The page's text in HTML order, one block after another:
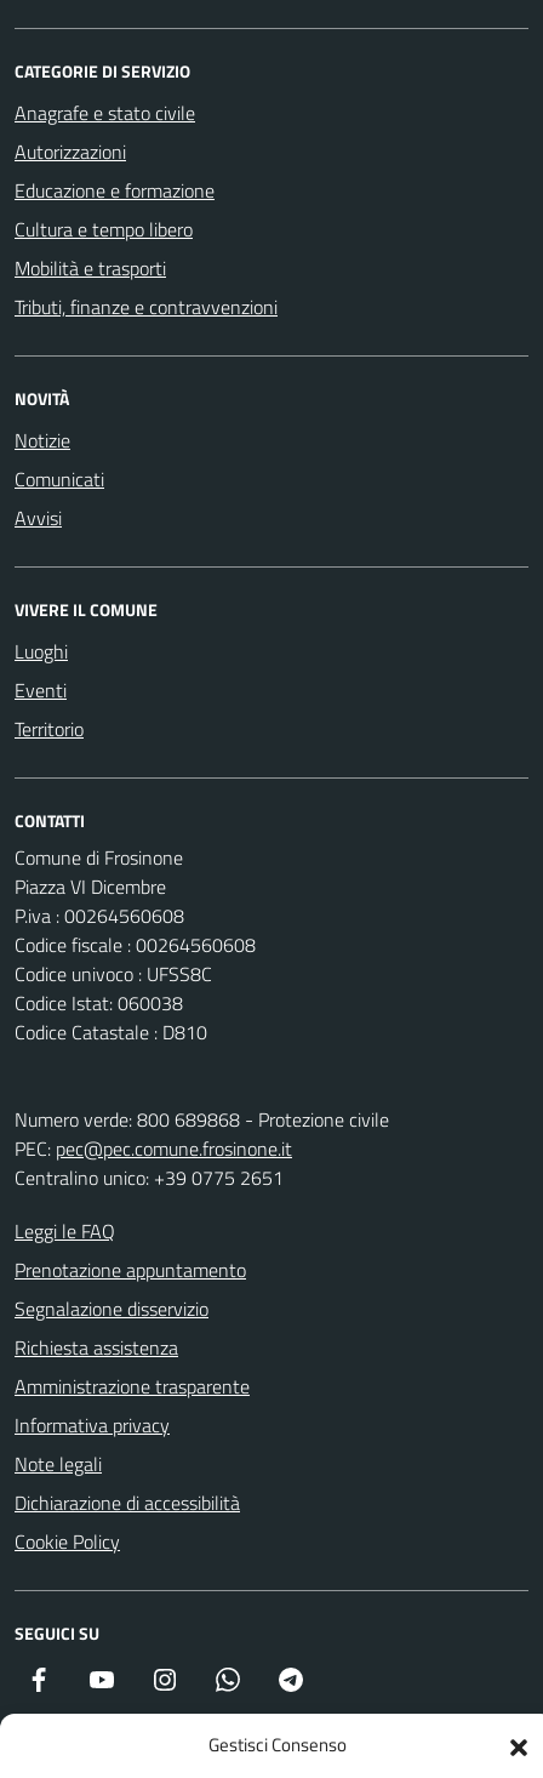
Gestisci Consenso
CATEGORIE DI SERVIZIO
Anagrafe e stato civile
Autorizzazioni
Educazione e formazione
Cultura e tempo libero
Mobilità e trasporti
Tributi, finanze e contravvenzioni
NOVITÀ
Notizie
Comunicati
Avvisi
VIVERE IL COMUNE
Luoghi
Eventi
Territorio
CONTATTI
Comune di Frosinone
Piazza VI Dicembre
P.iva : 00264560608
Codice fiscale : 00264560608
Codice univoco : UFSS8C
Codice Istat: 060038
Codice Catastale : D810
Numero verde: 800 689868 - Protezione civile
PEC: pec@pec.comune.frosinone.it
Centralino unico: +39 0775 2651
Leggi le FAQ
Prenotazione appuntamento
Segnalazione disservizio
Richiesta assistenza
Amministrazione trasparente
Informativa privacy
Note legali
Dichiarazione di accessibilità
Cookie Policy
SEGUICI SU
Facebook YouTube Instagram WhatsApp